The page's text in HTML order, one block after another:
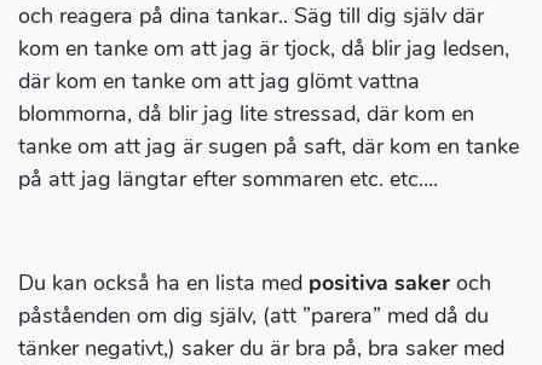
och reagera på dina tankar.. Säg till dig själv där
kom en tanke om att jag är tjock, då blir jag ledsen,
där kom en tanke om att jag glömt vattna
blommorna, då blir jag lite stressad, där kom en
tanke om att jag är sugen på saft, där kom en tanke
på att jag längtar efter sommaren etc. etc….
Du kan också ha en lista med positiva saker och
påståenden om dig själv, (att ”parera” med då du
tänker negativt,) saker du är bra på, bra saker med